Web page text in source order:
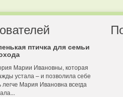
птичка для семьи
Марии Ивановны, которая
устала – и позволила себе
легче Мария Ивановна всегда